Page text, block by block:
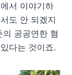
서 이야기하
도 안 되겠지
공공연한 혐
다는 것이죠.